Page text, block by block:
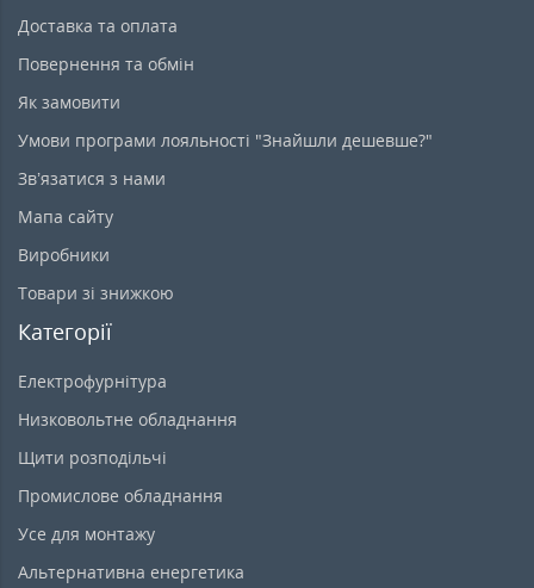
Доставка та оплата
Повернення та обмін
Як замовити
Умови програми лояльності "Знайшли дешевше?"
Зв’язатися з нами
Мапа сайту
Виробники
Товари зі знижкою
Категорії
Електрофурнітура
Низковольтне обладнання
Щити розподільчі
Промислове обладнання
Усе для монтажу
Альтернативна енергетика